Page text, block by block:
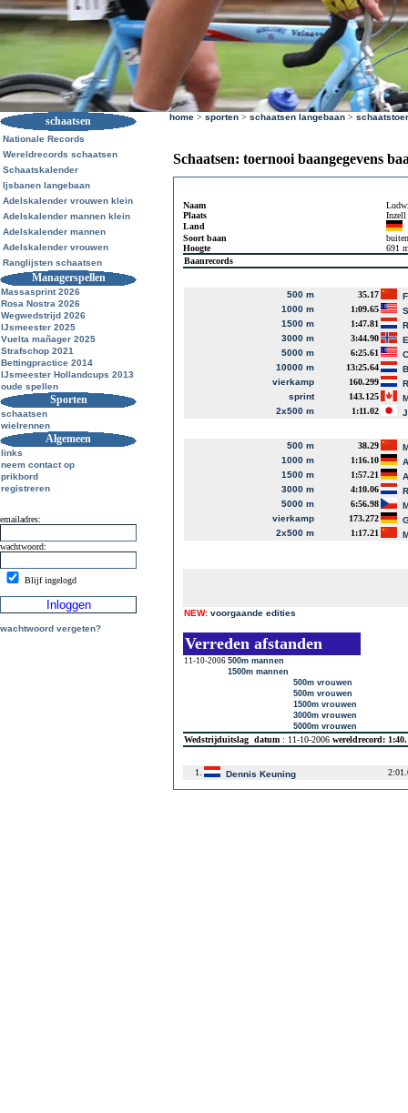
schaatsen
Nationale Records
Wereldrecords schaatsen
Schaatskalender
Ijsbanen langebaan
Adelskalender vrouwen klein
Adelskalender mannen klein
Adelskalender mannen
Adelskalender vrouwen
Ranglijsten schaatsen
Managerspellen
Massasprint 2026
Rosa Nostra 2026
Wegwedstrijd 2026
IJsmeester 2025
Vuelta mañager 2025
Strafschop 2021
Bettingpractice 2014
IJsmeester Hollandcups 2013
oude spellen
Sporten
schaatsen
wielrennen
Algemeen
links
neem contact op
prikbord
registreren
emailadres:
wachtwoord:
Blijf ingelogd
wachtwoord vergeten?
home > sporten > schaatsen langebaan >
Schaatsen: toernooi baangegevens
Naam
Plaats
Inzell
Land
Soort baan
Hoogte
691
Baanrecords
500 m 35.17
1000 m
1:09.65
1500 m
1:47.81
3000 m
3:44.90
5000 m
6:25.61
10000 m
13:25.64
vierkamp
160.299
sprint
143.125
2x500 m
1:11.02
500 m 38.29
1000 m
1:16.10
1500 m
1:57.21
3000 m
4:10.06
5000 m
6:56.98
vierkamp
173.272
2x500 m
1:17.21
NEW: voorgaande edities
Verreden afstanden
11-10-2006 500m mannen
1500m mannen
500m vrouwen
500m vrouwen
1500m vrouwen
3000m vrouwen
5000m vrouwen
Wedstrijduitslag datum : 11-10-2006 wereldrecord:
1. Dennis Keuning